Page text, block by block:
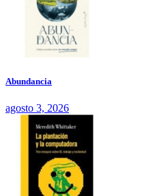
Abundancia
agosto 3, 2026